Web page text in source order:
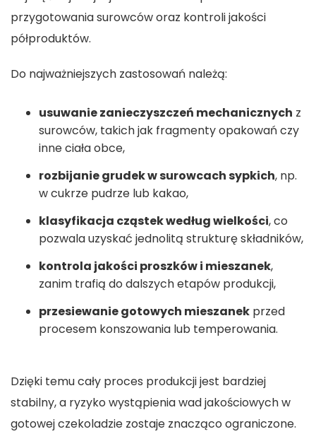
przygotowania surowców oraz kontroli jakości
półproduktów.
Do najważniejszych zastosowań należą:
usuwanie zanieczyszczeń mechanicznych z
surowców, takich jak fragmenty opakowań czy
inne ciała obce,
rozbijanie grudek w surowcach sypkich, np.
w cukrze pudrze lub kakao,
klasyfikacja cząstek według wielkości, co
pozwala uzyskać jednolitą strukturę składników,
kontrola jakości proszków i mieszanek,
zanim trafią do dalszych etapów produkcji,
przesiewanie gotowych mieszanek przed
procesem konszowania lub temperowania.
Dzięki temu cały proces produkcji jest bardziej
stabilny, a ryzyko wystąpienia wad jakościowych w
gotowej czekoladzie zostaje znacząco ograniczone.